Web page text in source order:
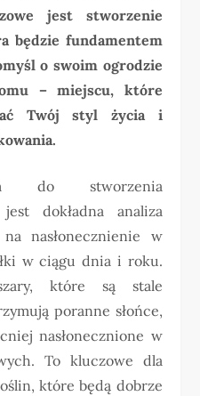
jest stworzenie
będzie fundamentem
o swoim ogrodzie
– miejscu, które
Twój styl życia i
do stworzenia
dokładna analiza
nasłonecznienie w
w ciągu dnia i roku.
które są stale
poranne słońce,
nasłonecznione w
To kluczowe dla
które będą dobrze